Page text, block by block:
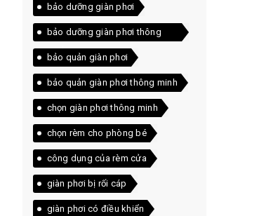
bảo dưỡng giàn phơi
bảo dưỡng giàn phơi thông
minh
bảo quản giàn phơi
bảo quản giàn phơi thông minh
chọn giàn phơi thông minh
chọn rèm cho phòng bé
công dụng của rèm cửa
giàn phơi bị rối cáp
giàn phơi có điều khiển